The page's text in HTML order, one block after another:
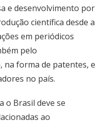
e desenvolvimento por
científica desde a
em periódicos
pelo
na forma de patentes, e
no país.
o Brasil deve se
ao